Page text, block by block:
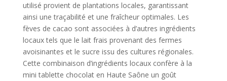
utilisé provient de plantations locales, garantissant
ainsi une traçabilité et une fraîcheur optimales. Les
fèves de cacao sont associées à d’autres ingrédients
locaux tels que le lait frais provenant des fermes
avoisinantes et le sucre issu des cultures régionales.
Cette combinaison d’ingrédients locaux confère à la
mini tablette chocolat en Haute Saône un goût